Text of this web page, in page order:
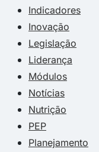
Indicadores
Inovação
Legislação
Liderança
Módulos
Notícias
Nutrição
PEP
Planejamento